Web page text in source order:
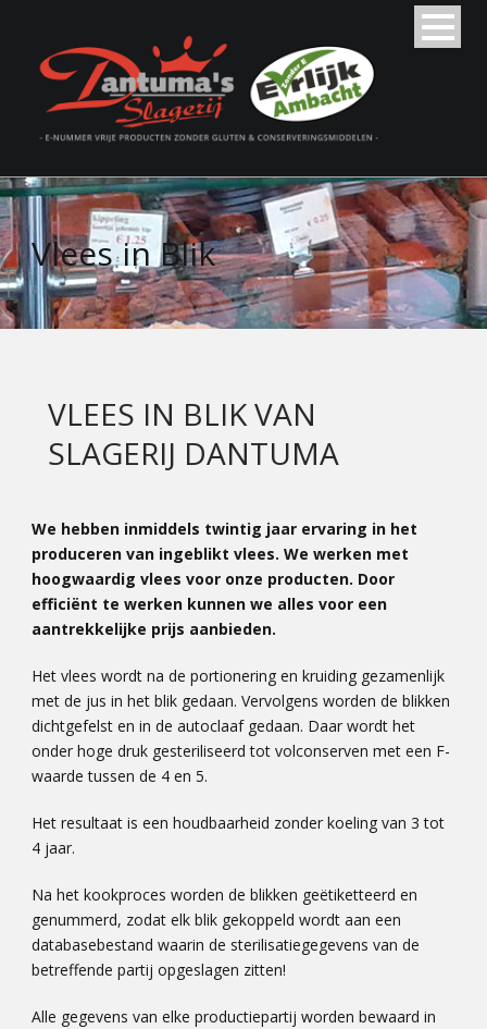
Vlees in Blik
VLEES IN BLIK VAN
SLAGERIJ DANTUMA
We hebben inmiddels twintig jaar ervaring in het
produceren van ingeblikt vlees. We werken met
hoogwaardig vlees voor onze producten. Door
efficiënt te werken kunnen we alles voor een
aantrekkelijke prijs aanbieden.
Het vlees wordt na de portionering en kruiding gezamenlijk
met de jus in het blik gedaan. Vervolgens worden de blikken
dichtgefelst en in de autoclaaf gedaan. Daar wordt het
onder hoge druk gesteriliseerd tot volconserven met een F-
waarde tussen de 4 en 5.
Het resultaat is een houdbaarheid zonder koeling van 3 tot
4 jaar.
Na het kookproces worden de blikken geëtiketteerd en
genummerd, zodat elk blik gekoppeld wordt aan een
databasebestand waarin de sterilisatiegegevens van de
betreffende partij opgeslagen zitten!
Alle gegevens van elke productiepartij worden bewaard in